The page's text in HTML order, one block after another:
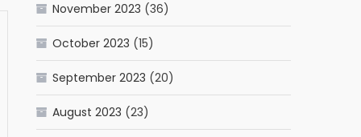
November 2023 (36)
October 2023 (15)
September 2023 (20)
August 2023 (23)